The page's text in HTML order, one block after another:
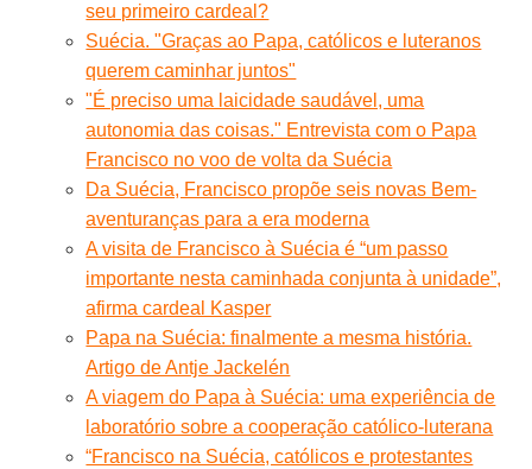
seu primeiro cardeal?
Suécia. "Graças ao Papa, católicos e luteranos
querem caminhar juntos"
"É preciso uma laicidade saudável, uma
autonomia das coisas." Entrevista com o Papa
Francisco no voo de volta da Suécia
Da Suécia, Francisco propõe seis novas Bem-
aventuranças para a era moderna
A visita de Francisco à Suécia é “um passo
importante nesta caminhada conjunta à unidade”,
afirma cardeal Kasper
Papa na Suécia: finalmente a mesma história.
Artigo de Antje Jackelén
A viagem do Papa à Suécia: uma experiência de
laboratório sobre a cooperação católico-luterana
“Francisco na Suécia, católicos e protestantes